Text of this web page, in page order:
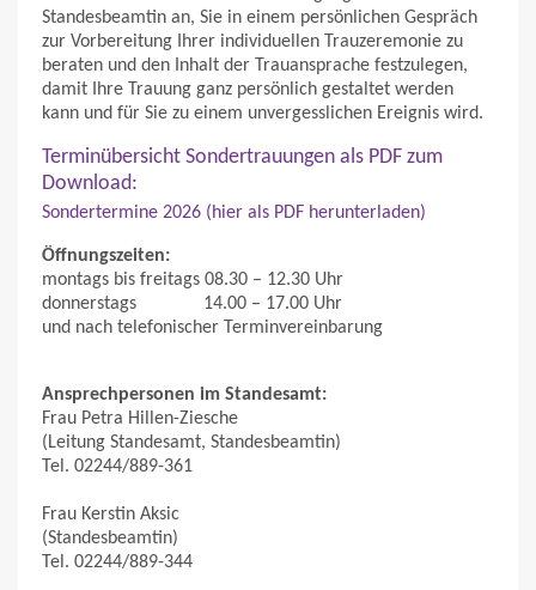
Standesbeamtin an, Sie in einem persönlichen Gespräch
zur Vorbereitung Ihrer individuellen Trauzeremonie zu
beraten und den Inhalt der Trauansprache festzulegen,
damit Ihre Trauung ganz persönlich gestaltet werden
kann und für Sie zu einem unvergesslichen Ereignis wird.
Terminübersicht Sondertrauungen als PDF zum
Download:
Sondertermine 2026 (hier als PDF herunterladen)
Öffnungszeiten:
montags bis freitags 08.30 – 12.30 Uhr
donnerstags 14.00 – 17.00 Uhr
und nach telefonischer Terminvereinbarung
Ansprechpersonen im Standesamt:
Frau Petra Hillen-Ziesche
(Leitung Standesamt, Standesbeamtin)
Tel. 02244/889-361
Frau Kerstin Aksic
(Standesbeamtin)
Tel. 02244/889-344